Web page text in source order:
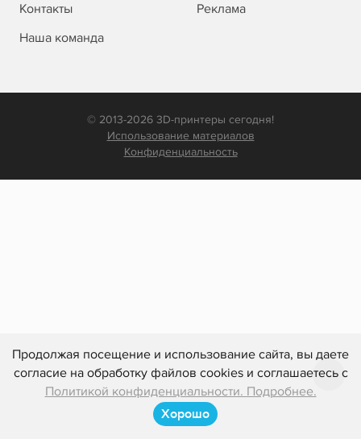
Продолжая посещение и использование сайта, вы даете
согласие на обработку файлов cookies и соглашаетесь с
Политикой конфиденциальности. Подробнее.
Хорошо
Контакты
Реклама
Наша команда
© 2013-2026 3D-принтеры сегодня!
Использование материалов
Конфиденциальность